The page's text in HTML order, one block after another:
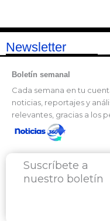
Newsletter
Boletín semanal
Cada semana en tu
noticias, reportajes y
relevantes, gracias a los
Suscríbete a
nuestro boletín